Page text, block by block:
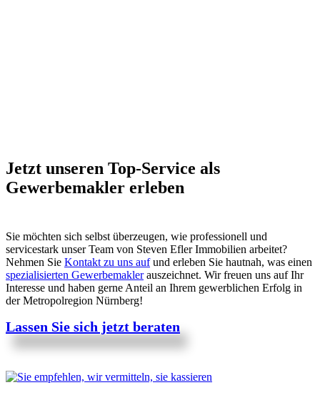
Jetzt unseren Top-Service als
Gewerbemakler erleben
Sie möchten sich selbst überzeugen, wie professionell und
servicestark unser Team von Steven Efler Immobilien arbeitet?
Nehmen Sie Kontakt zu uns aufund erleben Sie hautnah, was einen
spezialisierten Gewerbemaklerauszeichnet. Wir freuen uns auf Ihr
Interesse und haben gerne Anteil an Ihrem gewerblichen Erfolg in
der Metropolregion Nürnberg!
Lassen Sie sich jetzt beraten